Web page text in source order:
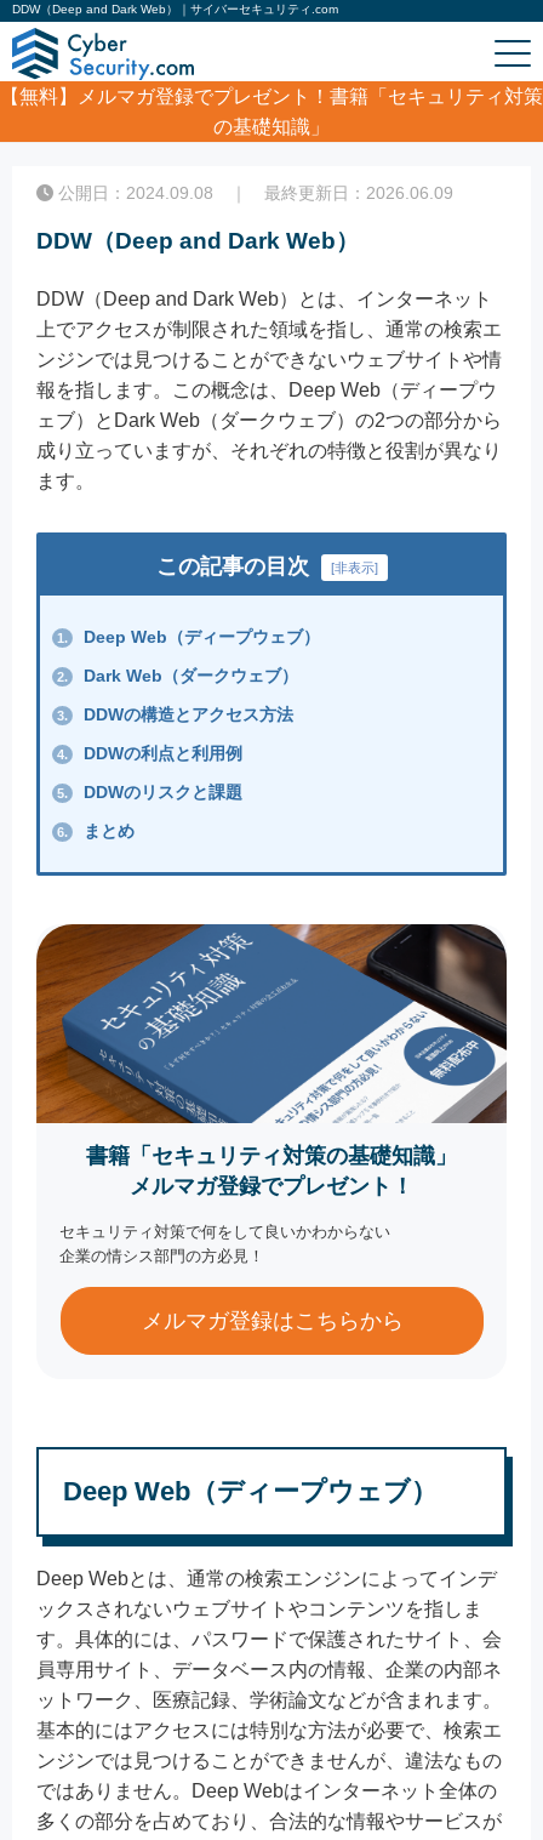
DDW（Deep and Dark Web）｜サイバーセキュリティ.com
【無料】
メルマガ登録でプレゼント！書籍「セキュリティ対策
の基礎知識」
DDW（Deep and Dark Web）
公開日：2024.09.08 ｜ 最終更新日：2026.06.09
DDW（Deep and Dark Web）
DDW（Deep and Dark Web）とは、インターネット
上でアクセスが制限された領域を指し、通常の検索エ
ンジンでは見つけることができないウェブサイトや情
報を指します。この概念は、Deep Web（ディープウ
ェブ）とDark Web（ダークウェブ）の2つの部分から
成り立っていますが、それぞれの特徴と役割が異なり
ます。
この記事の目次 [非表示]
1. Deep Web（ディープウェブ）
2. Dark Web（ダークウェブ）
3. DDWの構造とアクセス方法
4. DDWの利点と利用例
5. DDWのリスクと課題
6. まとめ
書籍「セキュリティ対策の基礎知識」
メルマガ登録でプレゼント！
セキュリティ対策で何をして良いかわからない
企業の情シス部門の方必見！
メルマガ登録はこちらから
Deep Web（ディープウェブ）
Deep Webとは、通常の検索エンジンによってインデ
ックスされないウェブサイトやコンテンツを指しま
す。具体的には、パスワードで保護されたサイト、会
員専用サイト、データベース内の情報、企業の内部ネ
ットワーク、医療記録、学術論文などが含まれます。
基本的にはアクセスには特別な方法が必要で、検索エ
ンジンでは見つけることができませんが、違法なもの
ではありません。Deep Webはインターネット全体の
多くの部分を占めており、合法的な情報やサービスが